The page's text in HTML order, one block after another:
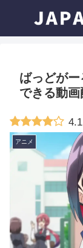
ばっどが
できる動画
4.1
アニメ